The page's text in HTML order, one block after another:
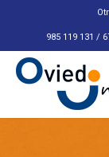
985 119 131 /